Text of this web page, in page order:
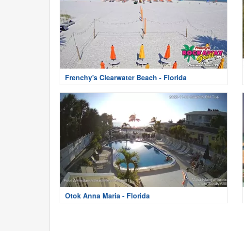
Frenchy's Clearwater Beach - Florida
Otok Anna Maria - Florida